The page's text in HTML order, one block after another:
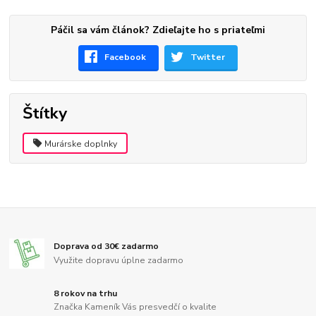
Páčil sa vám článok? Zdieľajte ho s priateľmi
Facebook Twitter
Štítky
Murárske doplnky
Doprava od 30€ zadarmo
Využite dopravu úplne zadarmo
8 rokov na trhu
Značka Kameník Vás presvedčí o kvalite